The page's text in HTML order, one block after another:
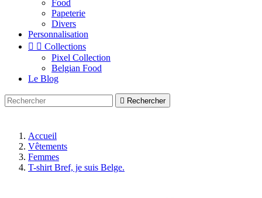
Food
Papeterie
Divers
Personnalisation
  Collections
Pixel Collection
Belgian Food
Le Blog
 Rechercher
Accueil
Vêtements
Femmes
T-shirt Bref, je suis Belge.